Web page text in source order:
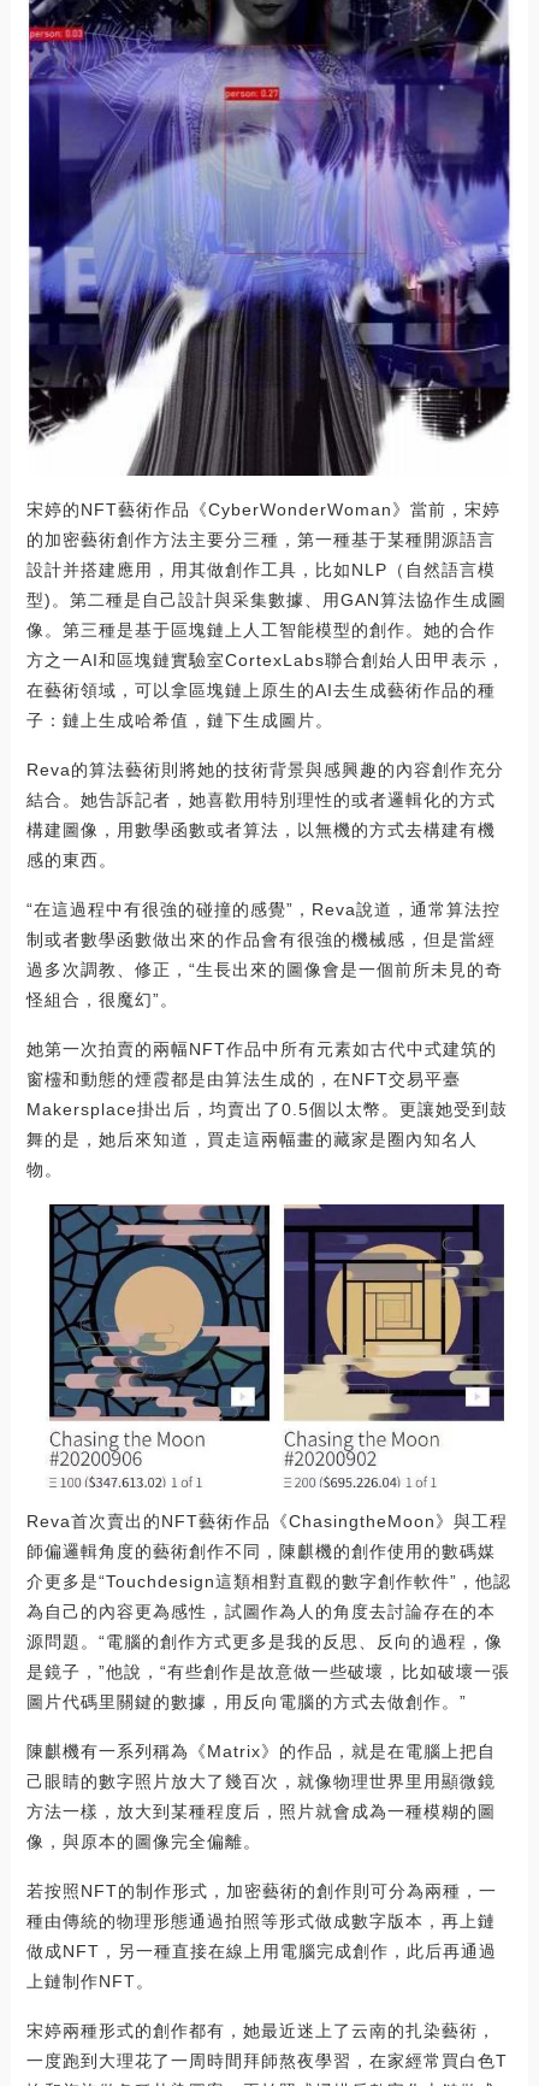
宋婷的NFT藝術作品《CyberWonderWoman》當前，宋婷
的加密藝術創作方法主要分三種，第一種基于某種開源語言
設計并搭建應用，用其做創作工具，比如NLP（自然語言模
型)。第二種是自己設計與采集數據、用GAN算法協作生成圖
像。第三種是基于區塊鏈上人工智能模型的創作。她的合作
方之一AI和區塊鏈實驗室CortexLabs聯合創始人田甲表示，
在藝術領域，可以拿區塊鏈上原生的AI去生成藝術作品的種
子：鏈上生成哈希值，鏈下生成圖片。
Reva的算法藝術則將她的技術背景與感興趣的內容創作充分
結合。她告訴記者，她喜歡用特別理性的或者邏輯化的方式
構建圖像，用數學函數或者算法，以無機的方式去構建有機
感的東西。
“在這過程中有很強的碰撞的感覺”，Reva說道，通常算法控
制或者數學函數做出來的作品會有很強的機械感，但是當經
過多次調教、修正，“生長出來的圖像會是一個前所未見的奇
怪組合，很魔幻”。
她第一次拍賣的兩幅NFT作品中所有元素如古代中式建筑的
窗欞和動態的煙霞都是由算法生成的，在NFT交易平臺
Makersplace掛出后，均賣出了0.5個以太幣。更讓她受到鼓
舞的是，她后來知道，買走這兩幅畫的藏家是圈內知名人
物。
Reva首次賣出的NFT藝術作品《ChasingtheMoon》與工程
師偏邏輯角度的藝術創作不同，陳麒機的創作使用的數碼媒
介更多是“Touchdesign這類相對直觀的數字創作軟件”，他認
為自己的內容更為感性，試圖作為人的角度去討論存在的本
源問題。“電腦的創作方式更多是我的反思、反向的過程，像
是鏡子，”他說，“有些創作是故意做一些破壞，比如破壞一張
圖片代碼里關鍵的數據，用反向電腦的方式去做創作。”
陳麒機有一系列稱為《Matrix》的作品，就是在電腦上把自
己眼睛的數字照片放大了幾百次，就像物理世界里用顯微鏡
方法一樣，放大到某種程度后，照片就會成為一種模糊的圖
像，與原本的圖像完全偏離。
若按照NFT的制作形式，加密藝術的創作則可分為兩種，一
種由傳統的物理形態通過拍照等形式做成數字版本，再上鏈
做成NFT，另一種直接在線上用電腦完成創作，此后再通過
上鏈制作NFT。
宋婷兩種形式的創作都有，她最近迷上了云南的扎染藝術，
一度跑到大理花了一周時間拜師熬夜學習，在家經常買白色T